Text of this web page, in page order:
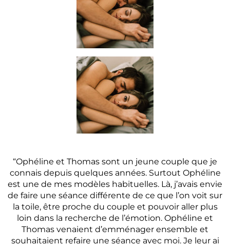
“Ophéline et Thomas sont un jeune couple que je
connais depuis quelques années. Surtout Ophéline
est une de mes modèles habituelles. Là, j’avais envie
de faire une séance différente de ce que l’on voit sur
la toile, être proche du couple et pouvoir aller plus
loin dans la recherche de l’émotion. Ophéline et
Thomas venaient d’emménager ensemble et
souhaitaient refaire une séance avec moi. Je leur ai